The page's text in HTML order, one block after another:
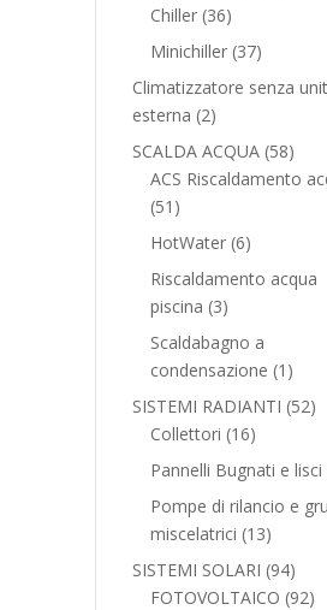
Chiller 3636
prodotti
Minichiller 3737
Climatizzatore senza
esterna 22
prodotti
SCALDA ACQUA 5858
ACS Riscaldamento
51 51
prodotti
HotWater 66
prodotti
Riscaldamento acqua
piscina 33
Scaldabagno a
condensazione 1 1
SISTEMI RADIANTI 5252
Collettori 1616
prodotti
Pannelli Bugnati e lisci
Pompe di rilancio e
miscelatrici 1313
prodotti
SISTEMI SOLARI 9494
FOTOVOLTAICO 9292